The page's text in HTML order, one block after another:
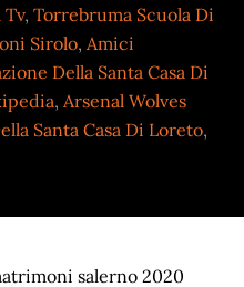
Tv,Torrebruma Scuola Di
Sirolo,Amici
Della Santa Casa Di
,Arsenal Wolves
Santa Casa Di Loreto,
salerno 2020